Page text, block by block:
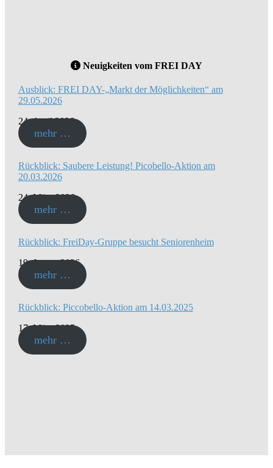
Neuigkeiten vom FREI DAY
Ausblick: FREI DAY-„Markt der Möglichkeiten“ am
29.05.2026
24. April 2026
mehr …
Rückblick: Saubere Leistung! Picobello-Aktion am
20.03.2026
24. März 2026
mehr …
Rückblick: FreiDay-Gruppe besucht Seniorenheim
19. Januar 2026
mehr …
Rückblick: Piccobello-Aktion am 14.03.2025
17. März 2025
mehr …